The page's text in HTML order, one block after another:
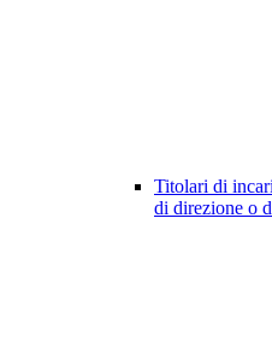
Titolari di
di direzione o